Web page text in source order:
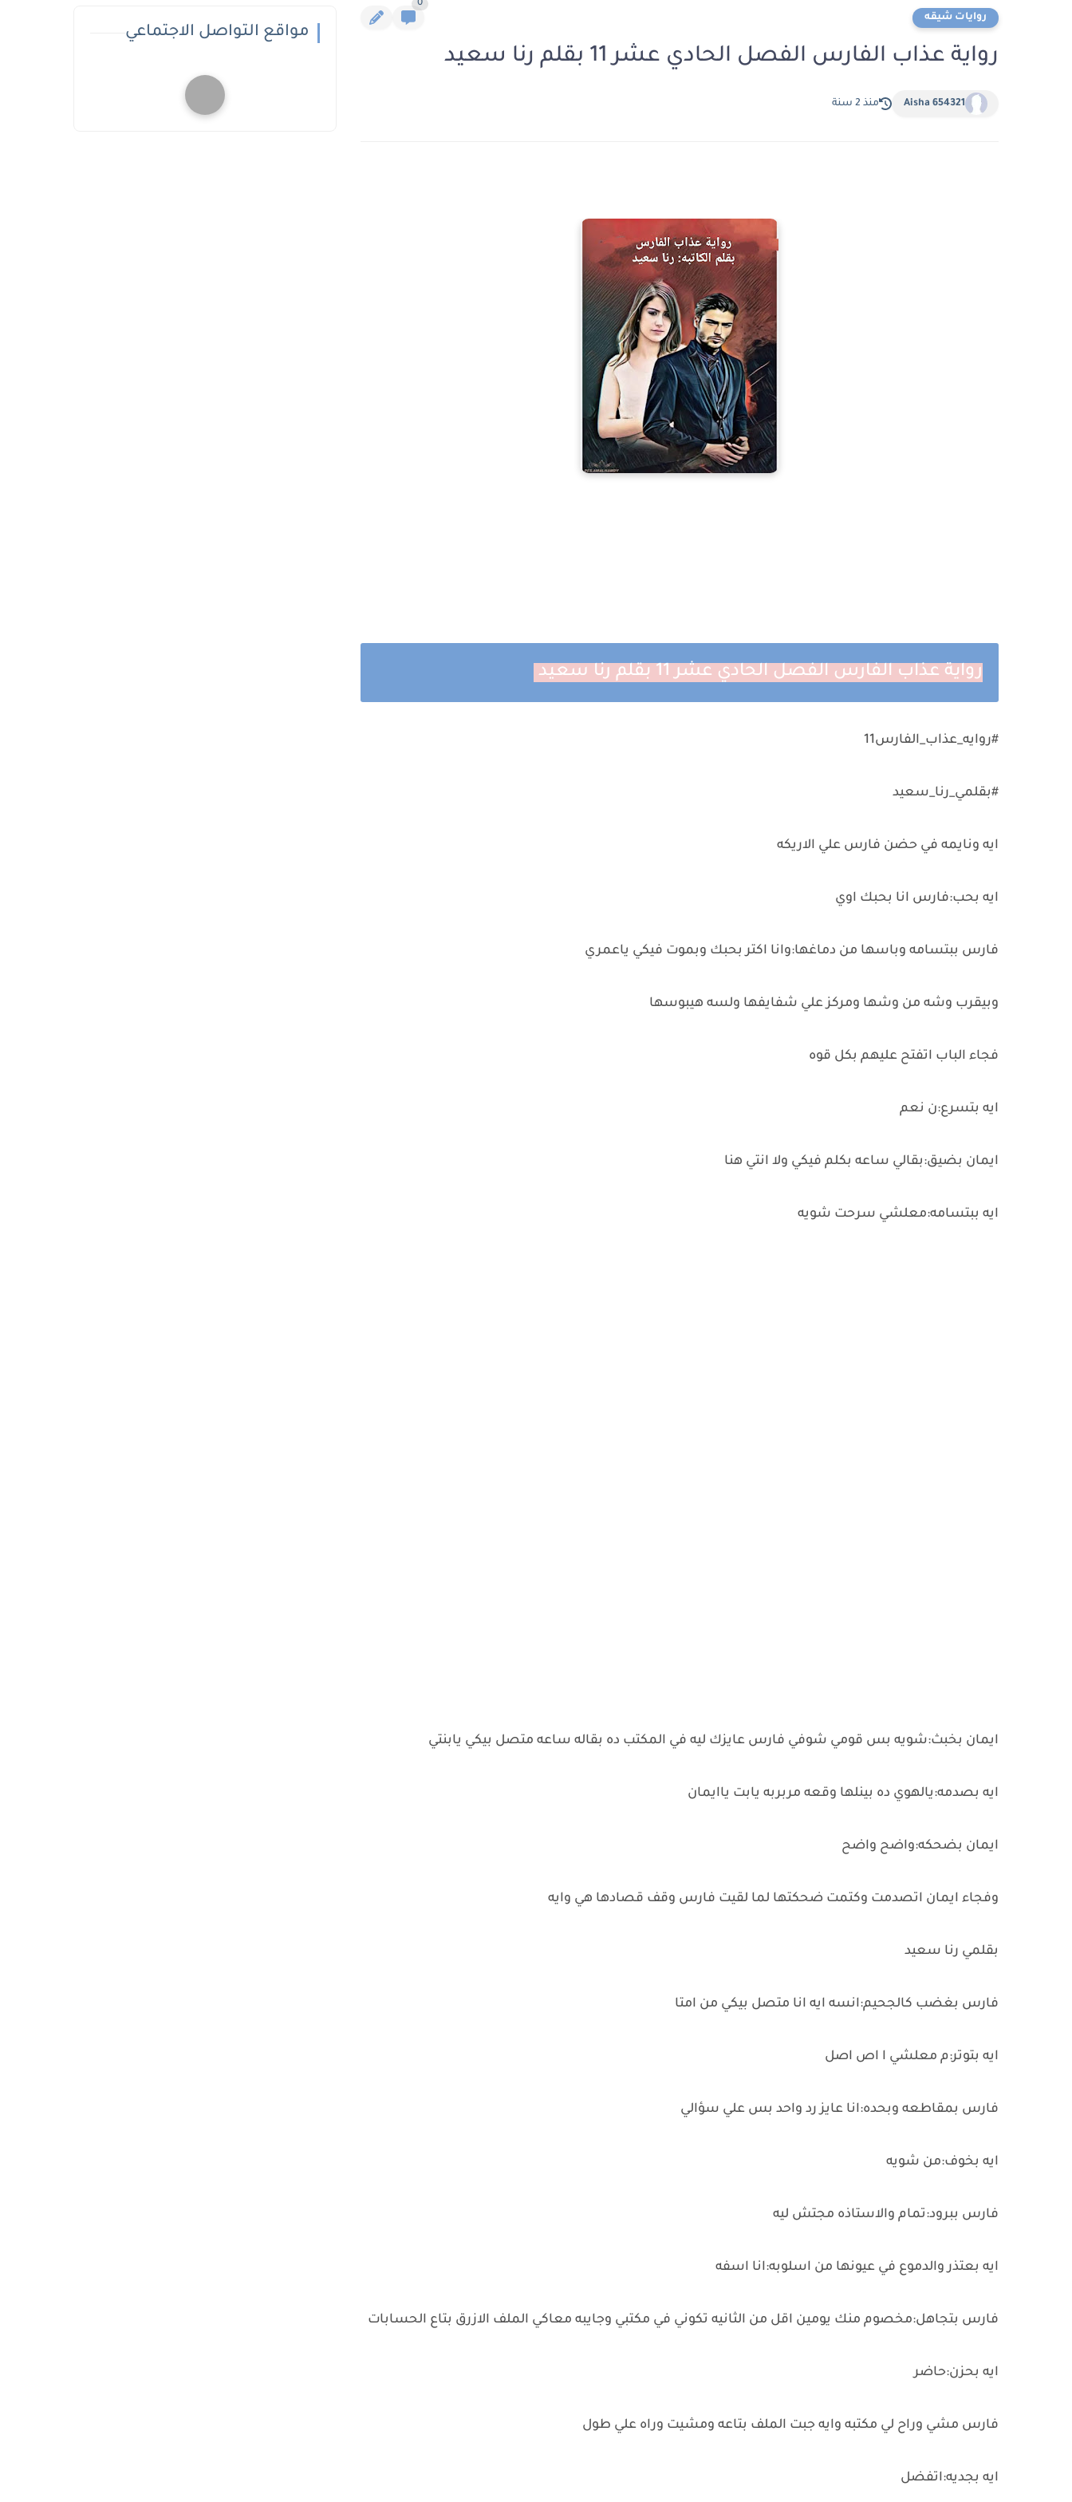
روايات شيقه
0
رواية عذاب الفارس الفصل الحادي عشر 11 بقلم رنا سعيد
Aisha 654321 منذ 2 سنة
رواية عذاب الفارس الفصل الحادي عشر 11 بقلم رنا سعيد
#روايه_عذاب_الفارس11
#بقلمي_رنا_سعيد
ايه ونايمه في حضن فارس علي الاريكه
ايه بحب:فارس انا بحبك اوي
فارس ببتسامه وباسها من دماغها:وانا اكتر بحبك وبموت فيكي ياعمري
وبيقرب وشه من وشها ومركز علي شفايفها ولسه هيبوسها
فجاء الباب اتفتح عليهم بكل قوه
ايه بتسرع:ن نعم
ايمان بضيق:بقالي ساعه بكلم فيكي ولا انتي هنا
ايه ببتسامه:معلشي سرحت شويه
ايمان بخبث:شويه بس قومي شوفي فارس عايزك ليه في المكتب ده بقاله ساعه متصل بيكي يابنتي
ايه بصدمه:يالهوي ده بينلها وقعه مربربه يابت ياايمان
ايمان بضحكه:واضح واضح
وفجاء ايمان اتصدمت وكتمت ضحكتها لما لقيت فارس وقف قصادها هي وايه
بقلمي رنا سعيد
فارس بغضب كالجحيم:انسه ايه انا متصل بيكي من امتا
ايه بتوتر:م معلشي ا اص اصل
فارس بمقاطعه وبحده:انا عايز رد واحد بس علي سؤالي
ايه بخوف:من شويه
فارس ببرود:تمام والاستاذه مجتش ليه
ايه بعتذر والدموع في عيونها من اسلوبه:انا اسفه
فارس بتجاهل:مخصوم منك يومين اقل من الثانيه تكوني في مكتبي وجايبه معاكي الملف الازرق بتاع الحسابات
ايه بحزن:حاضر
فارس مشي وراح لي مكتبه وايه جبت الملف بتاعه ومشيت وراه علي طول
ايه بجديه:اتفضل
مواقع التواصل الاجتماعي